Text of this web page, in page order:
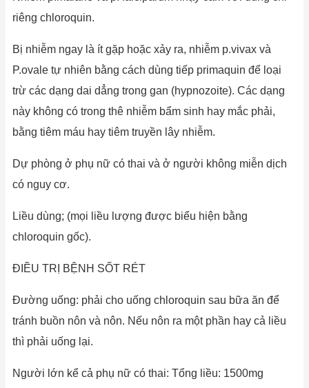
riêng chloroquin.
Bị nhiễm ngay là ít gặp hoặc xảy ra, nhiễm p.vivax và
P.ovale tự nhiên bằng cách dùng tiếp primaquin để loại
trừ các dạng dai dẳng trong gan (hypnozoite). Các dạng
này không có trong thê nhiễm bẩm sinh hay mắc phải,
bằng tiêm máu hay tiêm truyền lây nhiễm.
Dự phòng ở phụ nữ có thai và ở người không miễn dịch
có nguy cơ.
Liều dùng; (mọi liều lượng được biểu hiện bằng
chloroquin gốc).
ĐIỀU TRỊ BỆNH SỐT RÉT
Đường uống: phải cho uống chloroquin sau bữa ăn để
tránh buồn nôn và nôn. Nếu nôn ra một phần hay cả liều
thì phải uống lại.
Người lớn kể cả phụ nữ có thai: Tổng liều: 1500mg